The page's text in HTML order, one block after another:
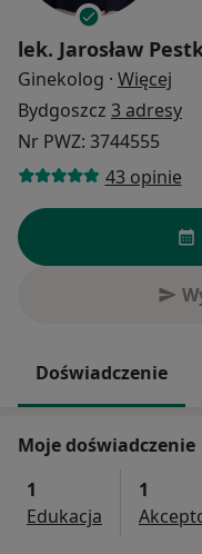
lek. Jarosław
Ginekolog · Więcej
Bydgoszcz 3 adresy
Nr PWZ: 3744555
43 opinie
Doświadczenie
Moje doświadczenie
1
Edukacja
1